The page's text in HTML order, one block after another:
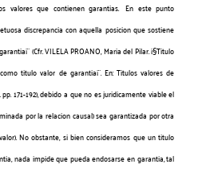
valores que contienen garantias. En este punto
discrepancia con aquella posicion que sostiene
(Cfr. VILELA PROANO, Maria del Pilar. ¡§Titulo
titulo valor de garantia¡¨. En: Titulos valores de
171-192), debido a que no es juridicamente viable el
por la relacion causal) sea garantizada por otra
No obstante, si bien consideramos que un titulo
nada impide que pueda endosarse en garantia, tal